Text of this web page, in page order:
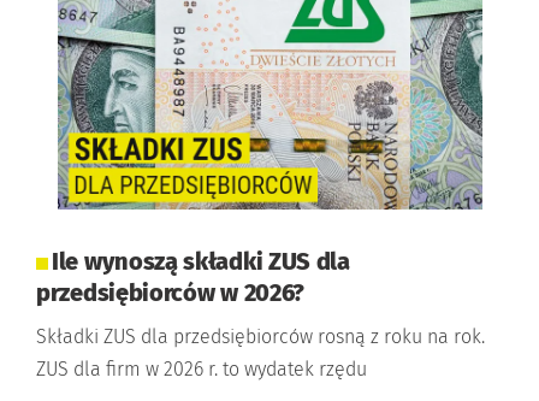
Ile wynoszą składki ZUS dla
przedsiębiorców w 2026?
Składki ZUS dla przedsiębiorców rosną z roku na rok.
ZUS dla firm w 2026 r. to wydatek rzędu